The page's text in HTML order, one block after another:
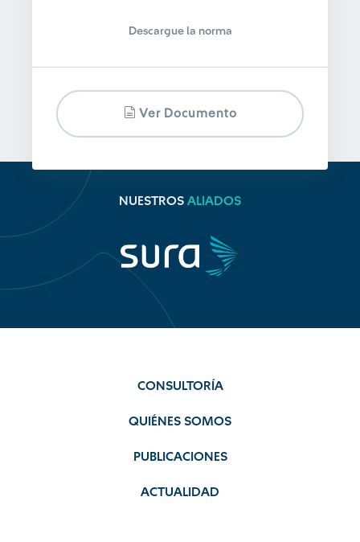
Descargue la norma
Ver Documento
NUESTROS ALIADOS
CONSULTORÍA
QUIÉNES SOMOS
PUBLICACIONES
ACTUALIDAD